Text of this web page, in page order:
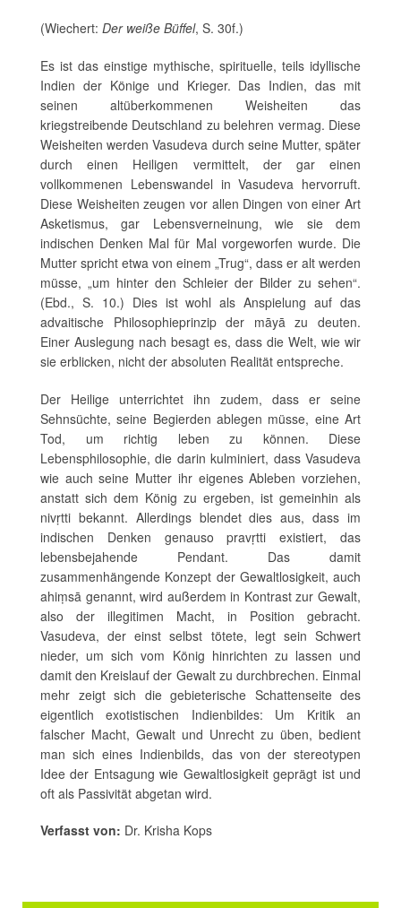
(Wiechert: Der weiße Büffel, S. 30f.)
Es ist das einstige mythische, spirituelle, teils idyllische
Indien der Könige und Krieger. Das Indien, das mit
seinen altüberkommenen Weisheiten das
kriegstreibende Deutschland zu belehren vermag. Diese
Weisheiten werden Vasudeva durch seine Mutter, später
durch einen Heiligen vermittelt, der gar einen
vollkommenen Lebenswandel in Vasudeva hervorruft.
Diese Weisheiten zeugen vor allen Dingen von einer Art
Asketismus, gar Lebensverneinung, wie sie dem
indischen Denken Mal für Mal vorgeworfen wurde. Die
Mutter spricht etwa von einem „Trug“, dass er alt werden
müsse, „um hinter den Schleier der Bilder zu sehen“.
(Ebd., S. 10.) Dies ist wohl als Anspielung auf das
advaitische Philosophieprinzip der māyā zu deuten.
Einer Auslegung nach besagt es, dass die Welt, wie wir
sie erblicken, nicht der absoluten Realität entspreche.
Der Heilige unterrichtet ihn zudem, dass er seine
Sehnsüchte, seine Begierden ablegen müsse, eine Art
Tod, um richtig leben zu können. Diese
Lebensphilosophie, die darin kulminiert, dass Vasudeva
wie auch seine Mutter ihr eigenes Ableben vorziehen,
anstatt sich dem König zu ergeben, ist gemeinhin als
nivṛtti bekannt. Allerdings blendet dies aus, dass im
indischen Denken genauso pravṛtti existiert, das
lebensbejahende Pendant. Das damit
zusammenhängende Konzept der Gewaltlosigkeit, auch
ahiṃsā genannt, wird außerdem in Kontrast zur Gewalt,
also der illegitimen Macht, in Position gebracht.
Vasudeva, der einst selbst tötete, legt sein Schwert
nieder, um sich vom König hinrichten zu lassen und
damit den Kreislauf der Gewalt zu durchbrechen. Einmal
mehr zeigt sich die gebieterische Schattenseite des
eigentlich exotistischen Indienbildes: Um Kritik an
falscher Macht, Gewalt und Unrecht zu üben, bedient
man sich eines Indienbilds, das von der stereotypen
Idee der Entsagung wie Gewaltlosigkeit geprägt ist und
oft als Passivität abgetan wird.
Verfasst von: Dr. Krisha Kops